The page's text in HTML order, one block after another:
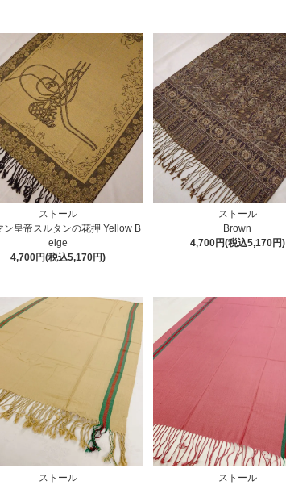
ストール
ン皇帝スルタンの花押 Yellow B
eige
4,700円(税込5,170円)
ストール
Brown
4,700円(税込5,170円)
ストール
ストール